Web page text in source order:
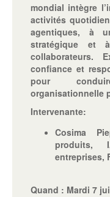
mondial intègre
activités
agentiques, à
stratégique et
collaborateurs.
confiance et
pour
organisationnelle
Intervenante:
Cosima
produits,
entreprises,
Quand : Mardi 7